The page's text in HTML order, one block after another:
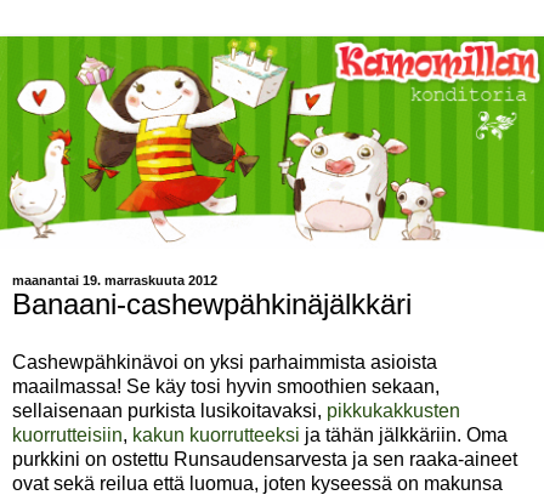
maanantai 19. marraskuuta 2012
Banaani-cashewpähkinäjälkkäri
Cashewpähkinävoi on yksi parhaimmista asioista
maailmassa! Se käy tosi hyvin smoothien sekaan,
sellaisenaan purkista lusikoitavaksi, pikkukakkusten
kuorrutteisiin, kakun kuorrutteeksi ja tähän jälkkäriin. Oma
purkkini on ostettu Runsaudensarvesta ja sen raaka-aineet
ovat sekä reilua että luomua, joten kyseessä on makunsa